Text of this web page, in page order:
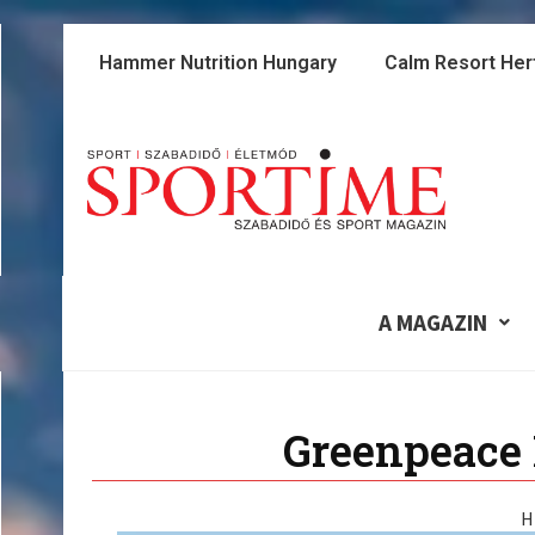
Skip
Hammer Nutrition Hungary Calm Resort
A MAGAZIN